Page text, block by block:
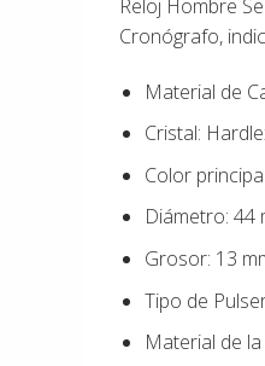
Reloj Hombre
Cronógrafo,
Material de
Cristal:
Color
Diámetro: 44
Grosor: 13
Tipo de
Material de